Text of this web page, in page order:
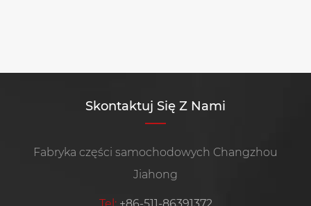
Skontaktuj Się Z Nami
Fabryka części samochodowych Changzhou
Jiahong